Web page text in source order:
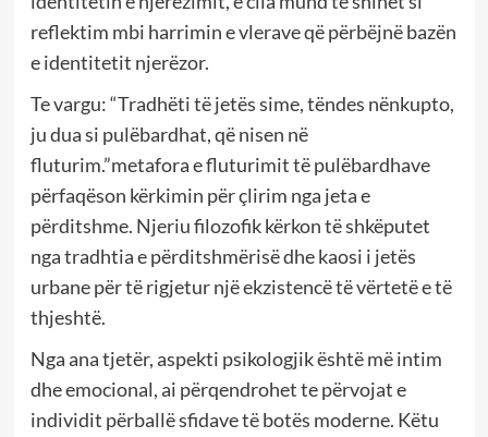
reflektim mbi harrimin e vlerave që përbëjnë bazën
e identitetit njerëzor.
Te vargu: “Tradhëti të jetës sime, tëndes nënkupto,
ju dua si pulëbardhat, që nisen në
fluturim.”metafora e fluturimit të pulëbardhave
përfaqëson kërkimin për çlirim nga jeta e
përditshme. Njeriu filozofik kërkon të shkëputet
nga tradhtia e përditshmërisë dhe kaosi i jetës
urbane për të rigjetur një ekzistencë të vërtetë e të
thjeshtë.
Nga ana tjetër, aspekti psikologjik është më intim
dhe emocional, ai përqendrohet te përvojat e
individit përballë sfidave të botës moderne. Këtu